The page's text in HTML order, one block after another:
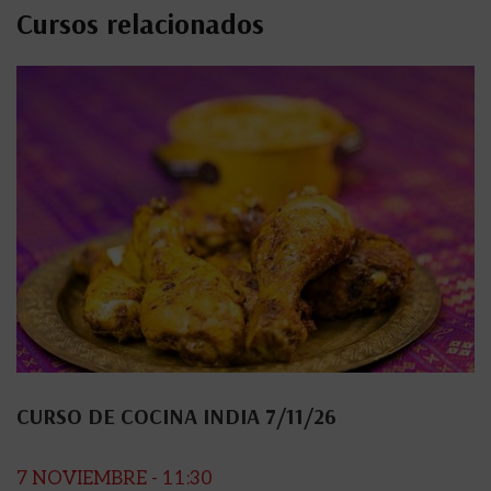
Cursos relacionados
CURSO DE COCINA INDIA 7/11/26
7 NOVIEMBRE - 11:30